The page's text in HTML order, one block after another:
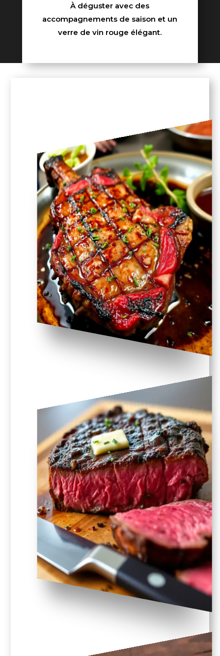
À déguster avec des
accompagnements de saison et un
verre de vin rouge élégant.